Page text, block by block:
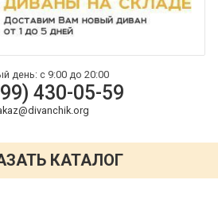
Контакты
день: с 9:00 до 20:00
430-05-59
КАТАЛОГ